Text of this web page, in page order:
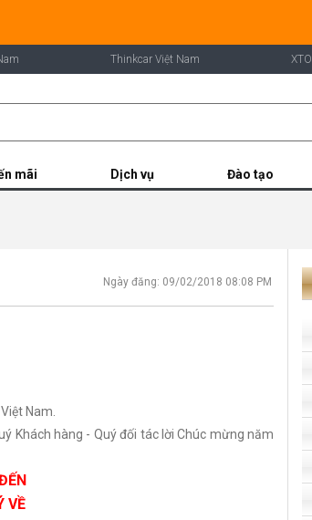
Thinkcar Việt Nam
mãi Dịch vụ Đào tạo
Ngày đăng: 09/02/2018 08:08 PM
Nam.
Khách hàng - Quý đối tác lời Chúc mừng năm
VỀ